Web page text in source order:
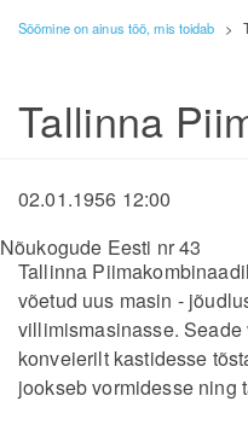
Söömine on ainus töö, mis toidab >
Tallinna
02.01.1956 12:00
Nõukogude Eesti nr 43
Tallinna
võetud uus masin -
villimismasinasse.
konveierilt kastidesse
jookseb vormidesse ning